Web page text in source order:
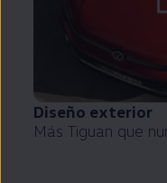
Diseño exterior
Más Tiguan que